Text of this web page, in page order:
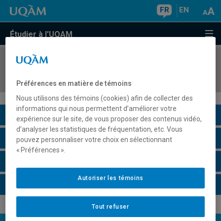
FR EN
Étudier à l'UQAM
COURS//
Description du cours
Horaire - Été 2026
Préférences en matière de témoins
Nous utilisons des témoins (cookies) afin de collecter des
informations qui nous permettent d’améliorer votre
expérience sur le site, de vous proposer des contenus vidéo,
d’analyser les statistiques de fréquentation, etc. Vous
pouvez personnaliser votre choix en sélectionnant
« Préférences ».
Tout refuser
Autoriser les témoins